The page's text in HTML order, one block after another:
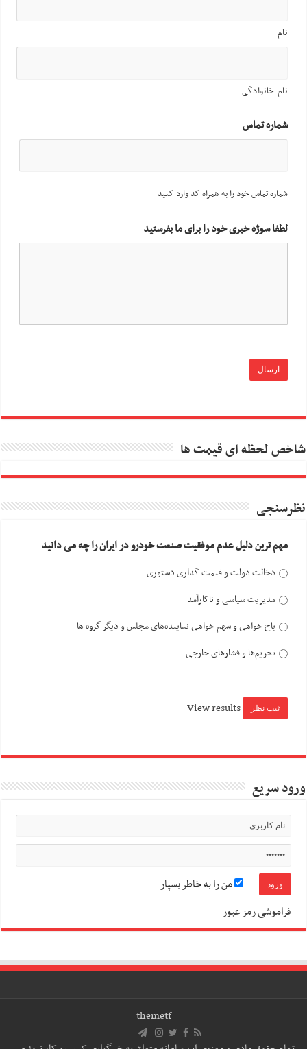
نام
نام خانوادگی
شماره تماس
شماره تماس خود را به همراه کد وارد کنید
لطفا سوژه خبری خود را برای ما بفرستید
شاخص لحظه ای قیمت ها
نظرسنجی
مهم ترین دلیل عدم موفقیت صنعت خودرو در ایران را چه می دانید
دخالت دولت و قیمت گذاری دستوری
مدیریت سیاسی و ناکارآمد
باج خواهی و سهم خواهی نماینده‌های مجلس و دیگر گروه ها
تحریم‌ها و فشارهای خارجی
View results
ورود سریع
من را به خاطر بسپار
فراموشی رمز عبور
themetf